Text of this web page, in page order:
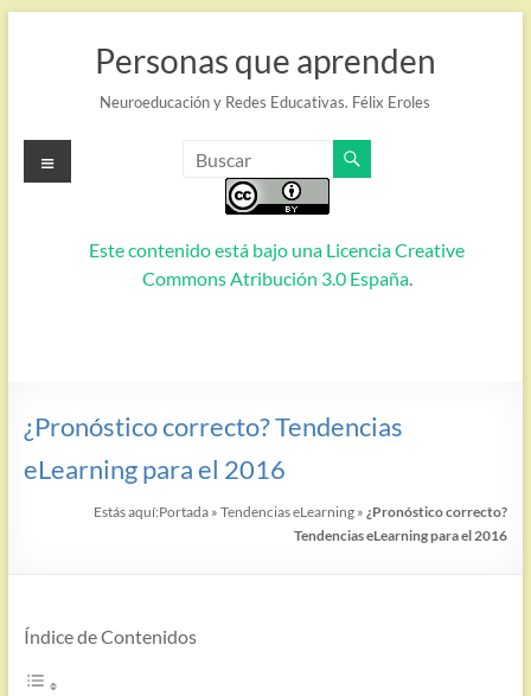
Personas que aprenden
Neuroeducación y Redes Educativas. Félix Eroles
Este contenido está bajo una Licencia Creative
Commons Atribución 3.0 España.
Menú
¿Pronóstico correcto? Tendencias
eLearning para el 2016
Estás aquí:Portada »Tendencias eLearning »¿Pronóstico correcto?
Tendencias eLearning para el 2016
Índice de Contenidos